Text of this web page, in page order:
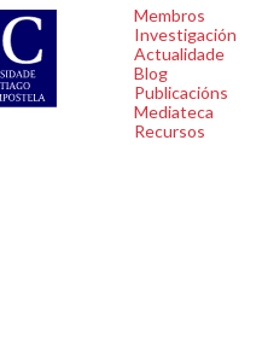
Membros
Investigación
Actualidade
Blog
Publicacións
Mediateca
Recursos